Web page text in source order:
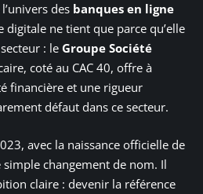
des banques en ligne
digitale ne tient que parce qu’elle
: le Groupe Société
coté au CAC 40, offre à
financière et une rigueur
défaut dans ce secteur.
avec la naissance officielle de
simple changement de nom. Il
claire : devenir la référence